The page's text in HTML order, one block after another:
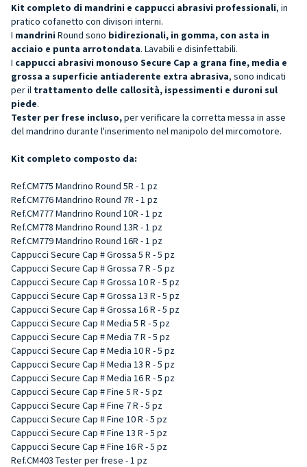
Kit completo di mandrini e cappucci abrasivi professionali, in
pratico cofanetto con divisori interni.
I mandrini Round sono bidirezionali, in gomma, con asta in
acciaio e punta arrotondata. Lavabili e disinfettabili.
I cappucci abrasivi monouso Secure Cap a grana fine, media e
grossa a superficie antiaderente extra abrasiva, sono indicati
per il trattamento delle callosità, ispessimenti e duroni sul
piede.
Tester per frese incluso,per verificare la corretta messa in asse
del mandrino durante l'inserimento nel manipolo del mircomotore.
Kit completo composto da:
Ref.CM775 Mandrino Round 5R - 1 pz
Ref.CM776 Mandrino Round 7R - 1 pz
Ref.CM777 Mandrino Round 10R - 1 pz
Ref.CM778 Mandrino Round 13R - 1 pz
Ref.CM779 Mandrino Round 16R - 1 pz
Cappucci Secure Cap # Grossa 5 R - 5 pz
Cappucci Secure Cap # Grossa 7 R - 5 pz
Cappucci Secure Cap # Grossa 10 R - 5 pz
Cappucci Secure Cap # Grossa 13 R - 5 pz
Cappucci Secure Cap # Grossa 16 R - 5 pz
Cappucci Secure Cap # Media 5 R - 5 pz
Cappucci Secure Cap # Media 7 R - 5 pz
Cappucci Secure Cap # Media 10 R - 5 pz
Cappucci Secure Cap # Media 13 R - 5 pz
Cappucci Secure Cap # Media 16 R - 5 pz
Cappucci Secure Cap # Fine 5 R - 5 pz
Cappucci Secure Cap # Fine 7 R - 5 pz
Cappucci Secure Cap # Fine 10 R - 5 pz
Cappucci Secure Cap # Fine 13 R - 5 pz
Cappucci Secure Cap # Fine 16 R - 5 pz
Ref.CM403 Tester per frese - 1 pz